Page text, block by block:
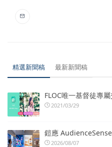
精選新聞稿 最新新聞稿
FLOC唯一基督徒專
2021/03/29
鎧應
2026/08/07